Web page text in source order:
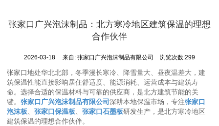
应用案例
联系我们
张家口广兴泡沫制品：北方寒冷地区建筑保温的理想
合作伙伴
2026-03-18 来自:张家口广兴泡沫制品有限公司 浏览次数:299
张家口地处华北北部，冬季漫长寒冷、降雪量大、昼夜温差大，建
筑保温性能直接影响居住舒适度、能源消耗、运营成本与建筑寿
命。选择合适的保温材料与可靠的供应商，是北方建筑节能的关
键。张家口广兴泡沫制品有限公司深耕本地保温市场，专注张家口
泡沫板、张家口保温板、张家口石墨板研发生产，是北方寒冷地区
建筑保温的理想合作伙伴。